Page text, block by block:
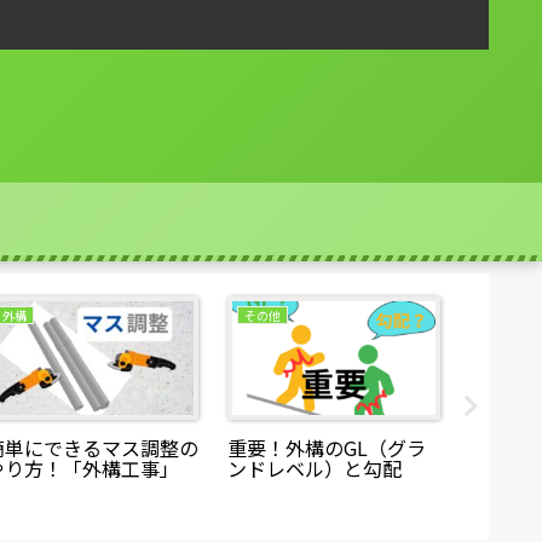
外構
にできるマス調整の
方！「外構工事」
その他
重要！外構のGL（グラ
ンドレベル）と勾配